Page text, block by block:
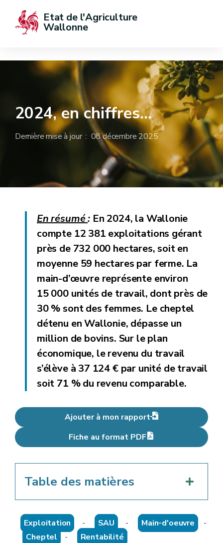
Etat de l'Agriculture
Wallonne
2024, en chiffres...
Dernière mise à jour : 08 décembre 2025
En résumé: En 2024, la Wallonie
compte 12 381 exploitations gérant
près de 732 000 hectares, soit en
moyenne 59 hectares par ferme. La
main-d’œuvre représente environ
15 000 unités de travail, dont près de
30 % sont des femmes. Le cheptel
détenu en Wallonie, dépasse un
million de bovins. Sur le plan
économique, le revenu du travail
s’élève à 37 124 € par unité de travail
soit 71 % du revenu comparable.
Ajouter à mon rapport
Fiche au format PDF
Table des matières
Exploitation - SAU - Main-d'oeuvre
-
Cheptel
- Rentabilité